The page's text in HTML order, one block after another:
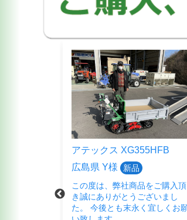
オーレック SP853A
広島県 F様
新品
この度は、弊社商品をご購入い
ただきありがとうございます。
今後とも、末永くよろしくお願